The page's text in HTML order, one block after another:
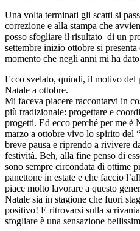
Una volta terminati gli scatti si
correzione e alla stampa che
posso sfogliare il risultato di un
settembre inizio ottobre si
momento che negli anni mi ha
Ecco svelato, quindi, il motivo del
Natale a ottobre.
Mi faceva piacere raccontarvi in
più tradizionale: progettare e
progetti. Ed ecco perché per me è
marzo a ottobre vivo lo spirito del
breve pausa e riprendo a rivivere
festività. Beh, alla fine penso di
sono sempre circondata di ottime
panettone in estate e che faccio
piace molto lavorare a questo
Natale sia in stagione che fuori
positivo! E ritrovarsi sulla
sfogliare è una sensazione